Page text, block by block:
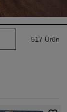
517 Ürün